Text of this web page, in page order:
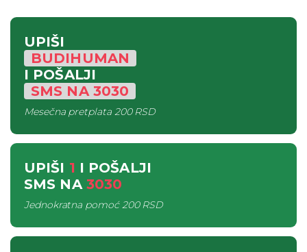
UPIŠI
BUDIHUMAN
I POŠALJI
SMS NA3030
Mesečna pretplata200 RSD
UPIŠI 1 I POŠALJI
SMS NA 3030
Jednokratna pomoć200 RSD